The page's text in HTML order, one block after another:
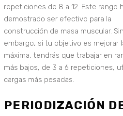
repeticiones de 8 a 12. Este rango
demostrado ser efectivo para la
construcción de masa muscular. Sin
embargo, si tu objetivo es mejorar
máxima, tendrás que trabajar en
más bajos, de 3 a 6 repeticiones,
cargas más pesadas.
PERIODIZACIÓN